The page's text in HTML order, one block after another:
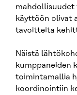
mahdollisuudet
käyttöön olivat
tavoitteita
Näistä
kumppaneiden
toimintamallia
koordinointiin